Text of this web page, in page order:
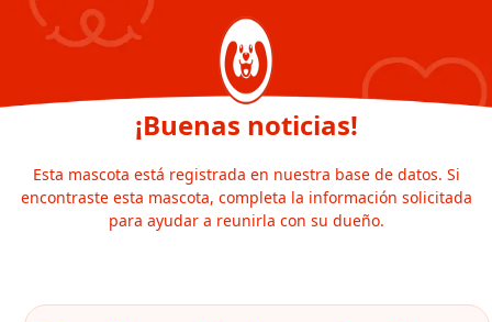
¡Buenas noticias!
Esta mascota está registrada en nuestra base de datos. Si
encontraste esta mascota, completa la información solicitada
para ayudar a reunirla con su dueño.